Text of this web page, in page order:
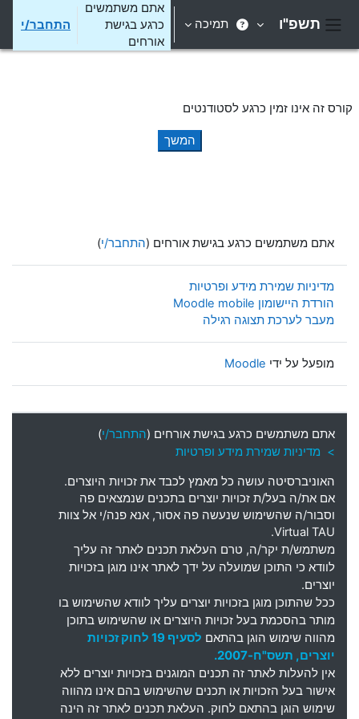
תשפ"ו תמיכה
אתם משתמשים
כרגע בגישת
אורחים
התחבר/י
קורס זה אינו זמין כרגע לסטודנטים
המשך
אתם משתמשים כרגע בגישת אורחים (התחבר/י)
מדיניות שמירת מידע ופרטיות
הורדת היישומון Moodle mobile
מעבר לערכת תצוגה רגילה
מופעל על ידי Moodle
אתם משתמשים כרגע בגישת אורחים (התחבר/י)
> מדיניות שמירת מידע ופרטיות
האוניברסיטה עושה כל מאמץ לכבד את זכויות היוצרים.
אם את/ה בעל/ת זכויות יוצרים בתכנים שנמצאים פה
וסבור/ה שהשימוש שנעשה פה אסור, אנא פנה/י אל צוות
Virtual TAU.
משתמש/ת יקר/ה, טרם העלאת תכנים לאתר זה עליך
לוודא כי התוכן שמועלה על ידך לאתר אינו מוגן בזכויות
יוצרים.
ככל שהתוכן מוגן בזכויות יוצרים עליך לוודא שהשימוש בו
מותר בהסכמת בעל זכויות היוצרים או שהשימוש בתוכן
מהווה שימוש הוגן בהתאם
לסעיף 19 לחוק זכויות
יוצרים, תשס"ח-2007.
אין להעלות לאתר זה תכנים המוגנים בזכויות יוצרים ללא
אישור בעל הזכויות או תכנים שהשימוש בהם אינו מהווה
שימוש הוגן בהתאם לחוק. העלאת תכנים לאתר זה הינה